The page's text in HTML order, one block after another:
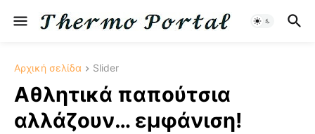
Αρχική σελίδα Slider
Aθλητικά παπούτσια
αλλάζουν… εμφάνιση!